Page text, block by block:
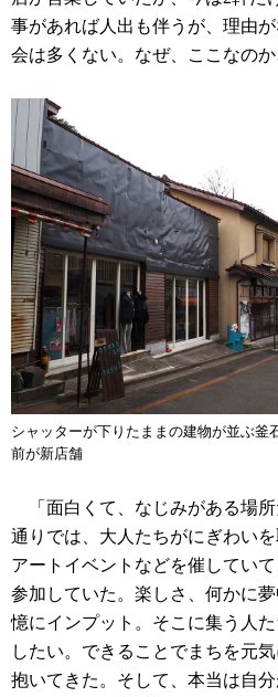
事があれば人出も伴うが、理由
会は多くない。なぜ、ここなのか
シャッターが下りたままの建物が並ぶ釜
前が新店舗
「面白くて、なじみがある場
通りでは、大人たちがにぎわい
アートイベントなどを催してい
参加していた。楽しさ、何かに
憶にインプット。そこに集う人
したい。できることでまちを元
抱いてきた。そして、本当は自